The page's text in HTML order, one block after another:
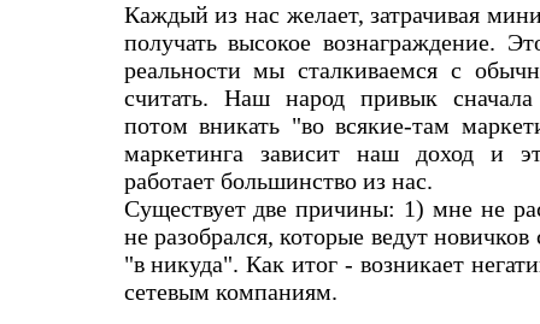
Каждый из нас желает, затрачивая
получать высокое вознаграждение.
реальности мы сталкиваемся с
считать. Наш народ привык
потом вникать "во всякие-там
маркетинга зависит наш доход и
работает большинство из нас.
Существует две причины: 1) мне не
не разобрался, которые ведут новичков
"в никуда". Как итог - возникает
сетевым компаниям.